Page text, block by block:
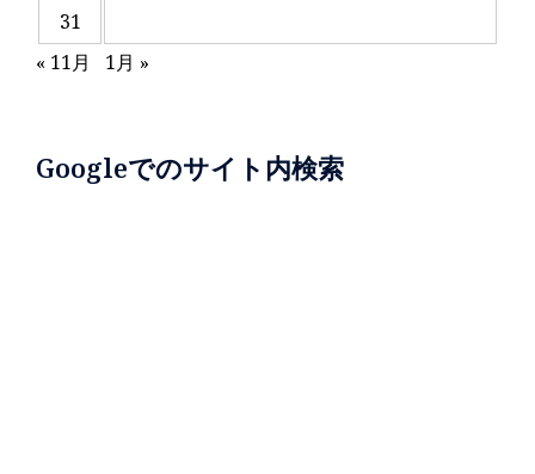
31
« 11月
1月 »
Googleでのサイト内検索